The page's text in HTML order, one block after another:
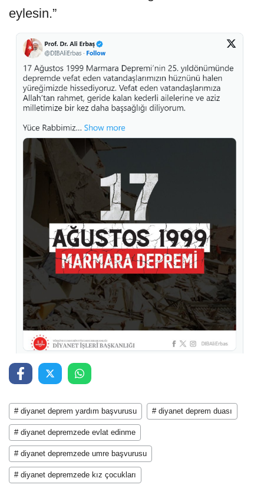
eylesin.”
# diyanet deprem yardım başvurusu # diyanet deprem duası
# diyanet depremzede evlat edinme
# diyanet depremzede umre başvurusu
# diyanet depremzede kız çocukları